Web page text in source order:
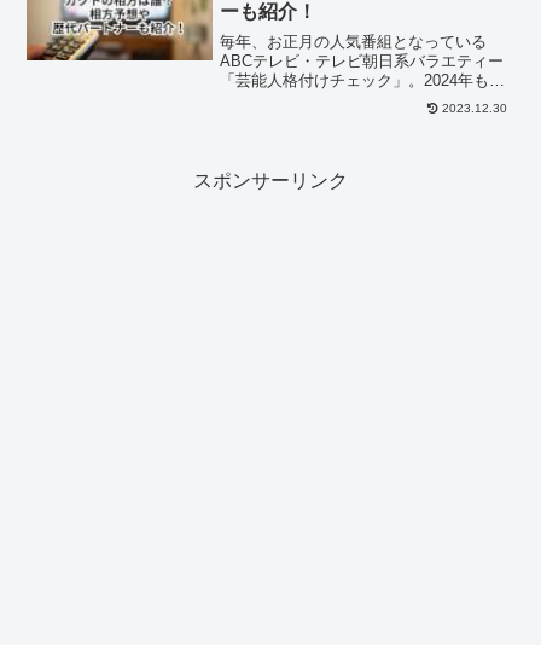
ーも紹介！
毎年、お正月の人気番組となっている
ABCテレビ・テレビ朝日系バラエティー
「芸能人格付けチェック」。2024年も
『芸能人格付けチェック！2024お正月ス
ペシャル』として元旦に放送されます
2023.12.30
スポンサーリンク